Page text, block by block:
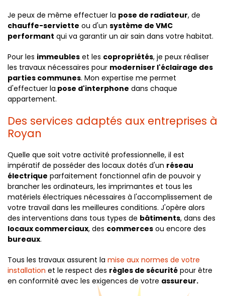
Je peux de même effectuer la pose de radiateur, de
chauffe-serviette ou d'un système de VMC
performant qui va garantir un air sain dans votre habitat.
Pour les immeubles et les copropriétés, je peux réaliser
les travaux nécessaires pour moderniser l'éclairage des
parties communes. Mon expertise me permet
d'effectuer la pose d'interphone dans chaque
appartement.
Des services adaptés aux entreprises à
Royan
Quelle que soit votre activité professionnelle, il est
impératif de posséder des locaux dotés d'un réseau
électrique parfaitement fonctionnel afin de pouvoir y
brancher les ordinateurs, les imprimantes et tous les
matériels électriques nécessaires à l'accomplissement de
votre travail dans les meilleures conditions. J'opère alors
des interventions dans tous types de bâtiments, dans des
locaux commerciaux, des commerces ou encore des
bureaux.
Tous les travaux assurent la mise aux normes de votre
installation et le respect des règles de sécurité pour être
en conformité avec les exigences de votre assureur.